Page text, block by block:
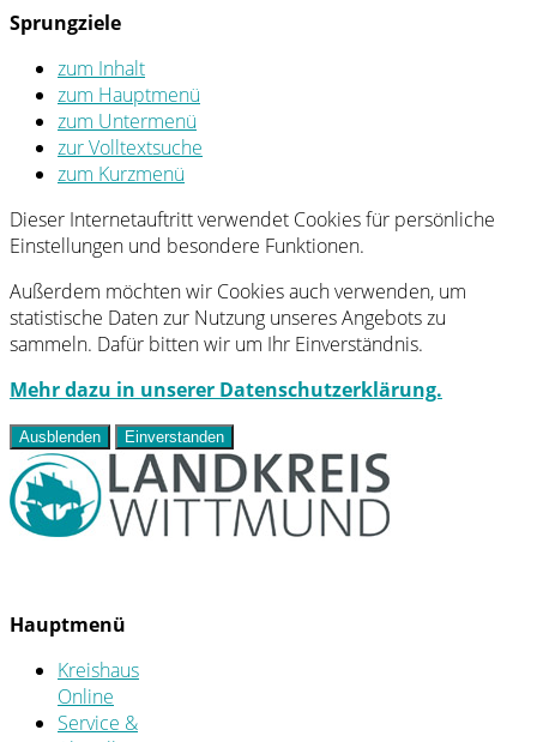
Sprungziele
zum Inhalt
zum Hauptmenü
zum Untermenü
zur Volltextsuche
zum Kurzmenü
Dieser Internetauftritt verwendet Cookies für persönliche
Einstellungen und besondere Funktionen.
Außerdem möchten wir Cookies auch verwenden, um
statistische Daten zur Nutzung unseres Angebots zu
sammeln. Dafür bitten wir um Ihr Einverständnis.
Mehr dazu in unserer Datenschutzerklärung.
Ausblenden Einverstanden
Hauptmenü
Kreishaus
Online
Service &